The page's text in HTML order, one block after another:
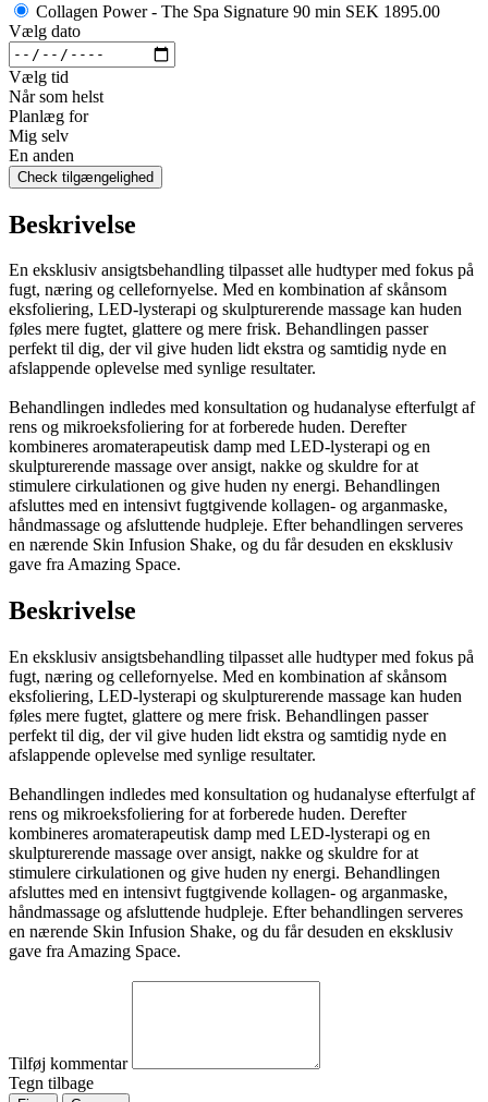
Collagen Power - The Spa Signature 90 min SEK 1895.00
Vælg dato
Vælg tid
Når som helst
Planlæg for
Mig selv
En anden
Check tilgængelighed
Beskrivelse
En eksklusiv ansigtsbehandling tilpasset alle hudtyper med fokus på
fugt, næring og cellefornyelse. Med en kombination af skånsom
eksfoliering, LED-lysterapi og skulpturerende massage kan huden
føles mere fugtet, glattere og mere frisk. Behandlingen passer
perfekt til dig, der vil give huden lidt ekstra og samtidig nyde en
afslappende oplevelse med synlige resultater.
Behandlingen indledes med konsultation og hudanalyse efterfulgt af
rens og mikroeksfoliering for at forberede huden. Derefter
kombineres aromaterapeutisk damp med LED-lysterapi og en
skulpturerende massage over ansigt, nakke og skuldre for at
stimulere cirkulationen og give huden ny energi. Behandlingen
afsluttes med en intensivt fugtgivende kollagen- og arganmaske,
håndmassage og afsluttende hudpleje. Efter behandlingen serveres
en nærende Skin Infusion Shake, og du får desuden en eksklusiv
gave fra Amazing Space.
Beskrivelse
En eksklusiv ansigtsbehandling tilpasset alle hudtyper med fokus på
fugt, næring og cellefornyelse. Med en kombination af skånsom
eksfoliering, LED-lysterapi og skulpturerende massage kan huden
føles mere fugtet, glattere og mere frisk. Behandlingen passer
perfekt til dig, der vil give huden lidt ekstra og samtidig nyde en
afslappende oplevelse med synlige resultater.
Behandlingen indledes med konsultation og hudanalyse efterfulgt af
rens og mikroeksfoliering for at forberede huden. Derefter
kombineres aromaterapeutisk damp med LED-lysterapi og en
skulpturerende massage over ansigt, nakke og skuldre for at
stimulere cirkulationen og give huden ny energi. Behandlingen
afsluttes med en intensivt fugtgivende kollagen- og arganmaske,
håndmassage og afsluttende hudpleje. Efter behandlingen serveres
en nærende Skin Infusion Shake, og du får desuden en eksklusiv
gave fra Amazing Space.
Tilføj kommentar
Tegn tilbage